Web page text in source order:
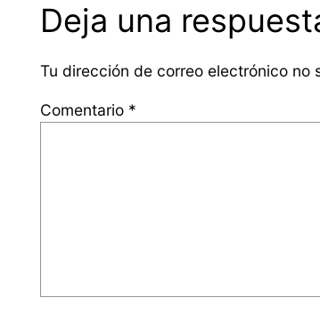
Deja una
Tu dirección de correo electrónico no
Comentario *